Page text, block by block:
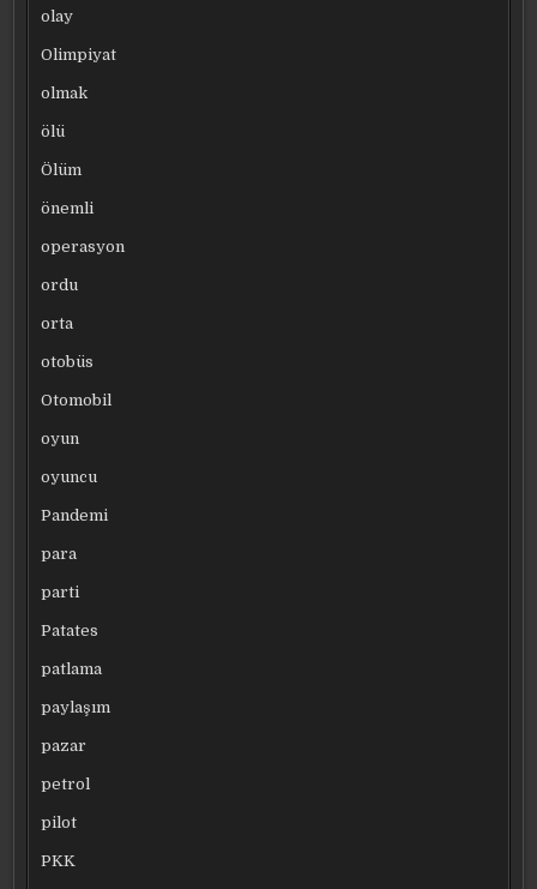
olay
Olimpiyat
olmak
ölü
Ölüm
önemli
operasyon
ordu
orta
otobüs
Otomobil
oyun
oyuncu
Pandemi
para
parti
Patates
patlama
paylaşım
pazar
petrol
pilot
PKK